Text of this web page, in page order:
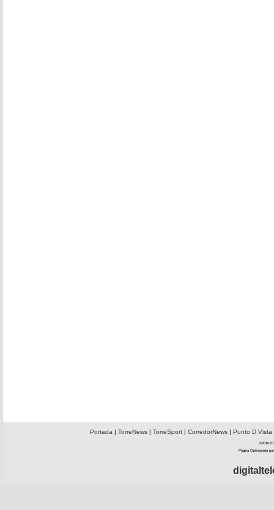
Portada | TorreNews| TorreSport| CorredorNews| Punto D Vista
©2010 El
Página Optimizada